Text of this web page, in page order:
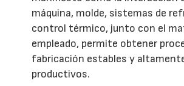
máquina, molde, sistemas de
control térmico, junto con el
empleado, permite obtener
fabricación estables y
productivos.